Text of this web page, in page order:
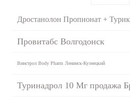
Дростанолон Пропионат +
Провитабс Волгодонск
Винстрол Body Pharm Ленинск-Кузнецкий
Туринадрол 10 Мг продажа